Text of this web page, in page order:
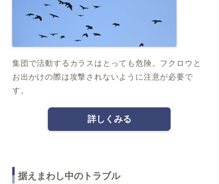
集団で活動するカラスはとっても危険。フクロウと
お出かけの際は攻撃されないように注意が必要で
す。
詳しくみる
据えまわし中のトラブル